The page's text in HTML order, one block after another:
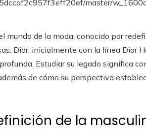
de la moda, conocido por
Dior, inicialmente con la línea Dior
Estudiar su legado significa
de cómo su perspectiva
de la